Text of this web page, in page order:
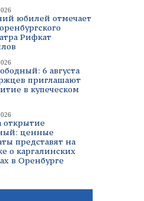
юбилей отмечает
Рифкат
6 августа
приглашают
в купеческом
открытие
ценные
представят на
о каргалинских
в Оренбурге